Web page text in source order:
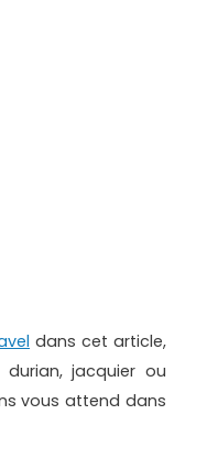
dans cet article,
jacquier ou
vous attend dans